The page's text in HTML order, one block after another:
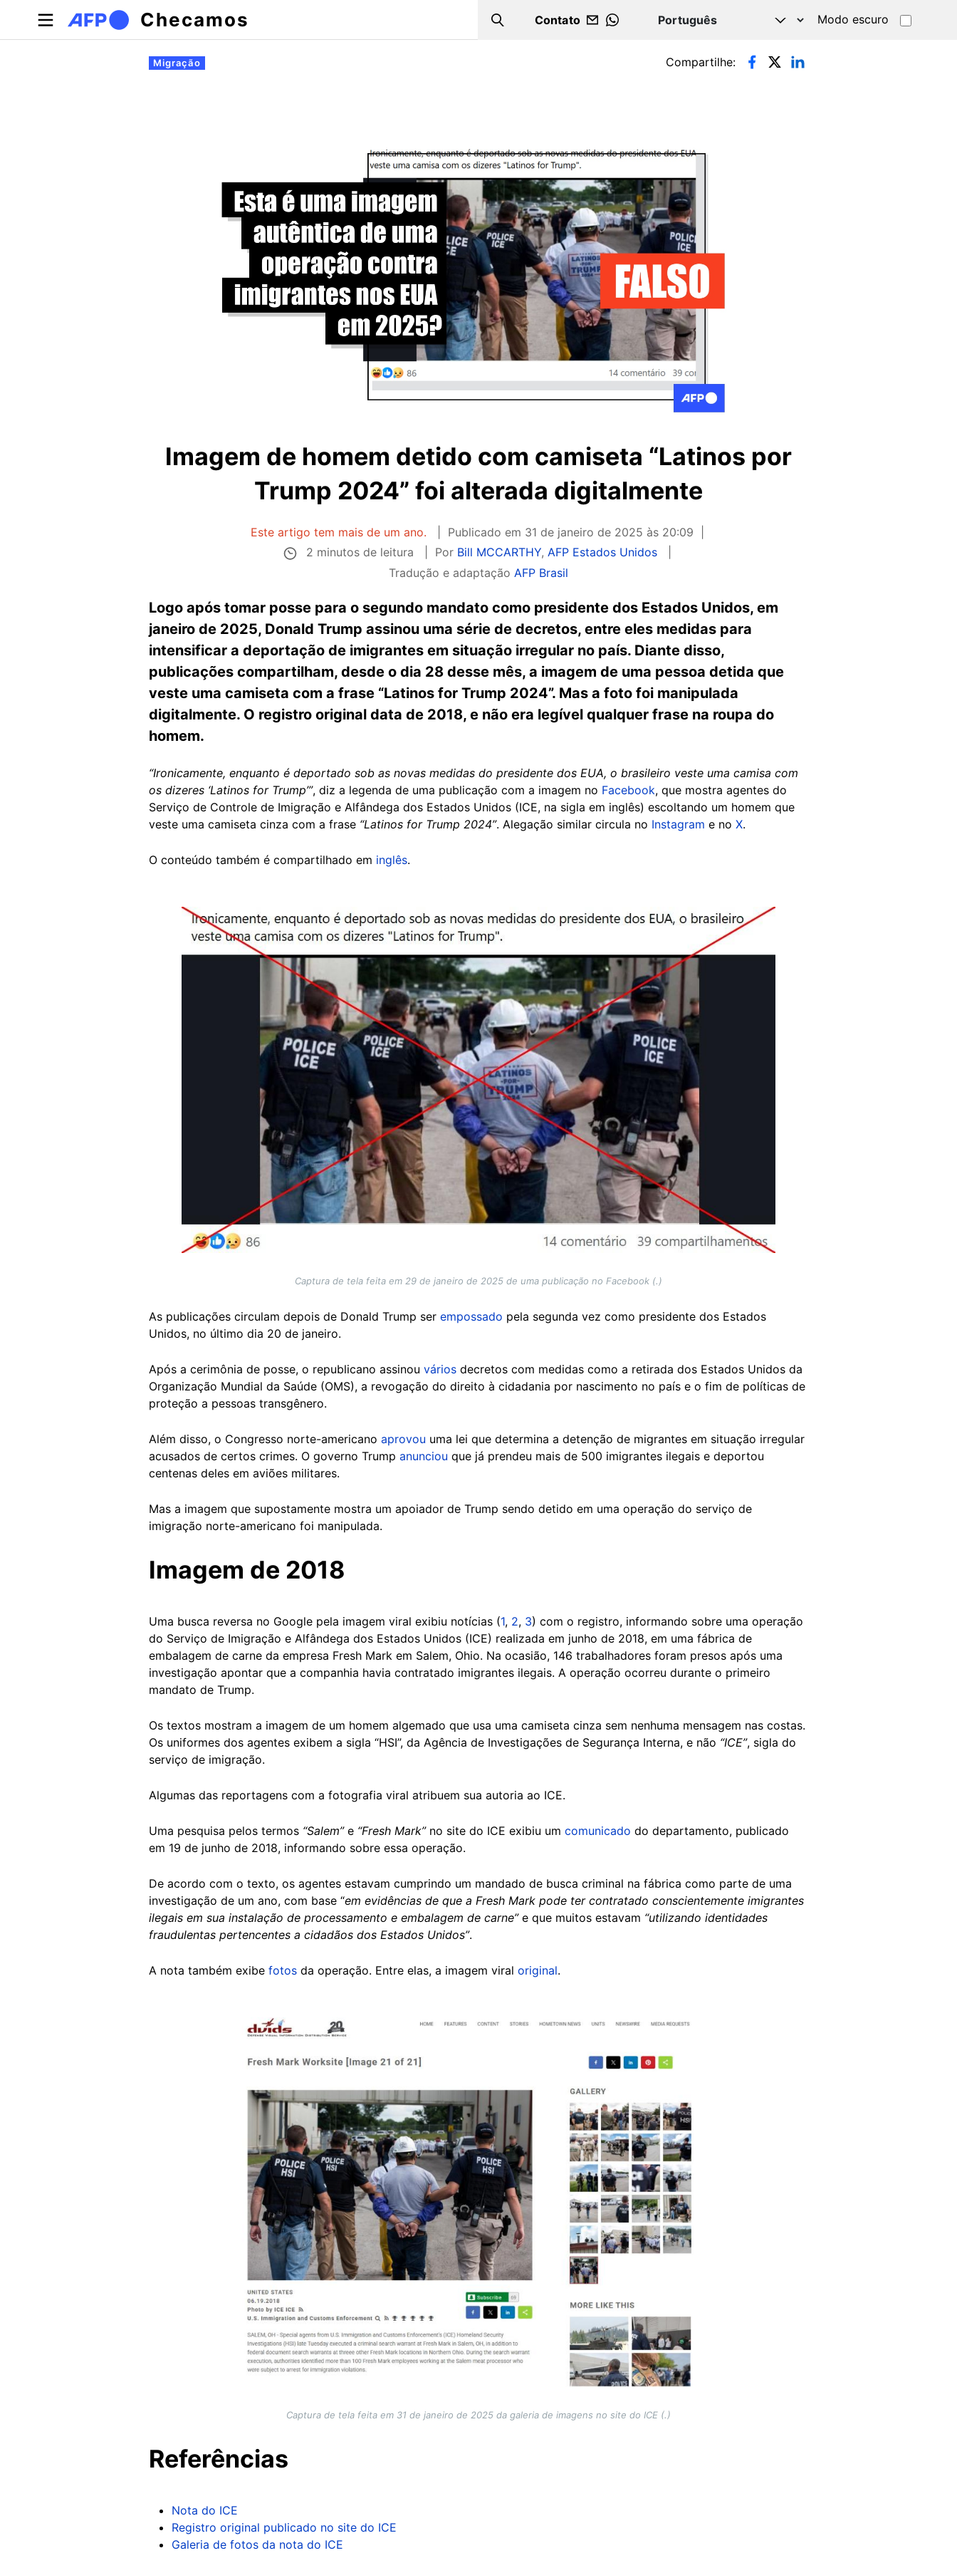
Pular para o conteúdo principal
Checamos Search
Contato
WHATSAPP
Modo escuro
Abas primárias
Migração Compartilhe:
Imagem de homem detido com camiseta “Latinos por
Trump 2024” foi alterada digitalmente
Este artigo tem mais de um ano. Publicado em 31 de janeiro de 2025 às 20:09
2 minutos de leitura
Por Bill MCCARTHY,AFP Estados Unidos
Tradução e adaptação AFP Brasil
Logo após tomar posse para o segundo mandato como presidente dos Estados Unidos, em
janeiro de 2025, Donald Trump assinou uma série de decretos, entre eles medidas para
intensificar a deportação de imigrantes em situação irregular no país. Diante disso,
publicações compartilham, desde o dia 28 desse mês, a imagem de uma pessoa detida que
veste uma camiseta com a frase “Latinos for Trump 2024”. Mas a foto foi manipulada
digitalmente. O registro original data de 2018, e não era legível qualquer frase na roupa do
homem.
“Ironicamente, enquanto é deportado sob as novas medidas do presidente dos EUA, o brasileiro veste uma camisa com
os dizeres ‘Latinos for Trump’”, diz a legenda de uma publicação com a imagem no Facebook, que mostra agentes do
Serviço de Controle de Imigração e Alfândega dos Estados Unidos (ICE, na sigla em inglês) escoltando um homem que
veste uma camiseta cinza com a frase “Latinos for Trump 2024”. Alegação similar circula no Instagram e no X.
O conteúdo também é compartilhado em inglês.
Captura de tela feita em 29 de janeiro de 2025 de uma publicação no Facebook (.)
As publicações circulam depois de Donald Trump ser empossado pela segunda vez como presidente dos Estados
Unidos, no último dia 20 de janeiro.
Após a cerimônia de posse, o republicano assinou vários decretos com medidas como a retirada dos Estados Unidos da
Organização Mundial da Saúde (OMS), a revogação do direito à cidadania por nascimento no país e o fim de políticas de
proteção a pessoas transgênero.
Além disso, o Congresso norte-americano aprovou uma lei que determina a detenção de migrantes em situação irregular
acusados de certos crimes. O governo Trump anunciou que já prendeu mais de 500 imigrantes ilegais e deportou
centenas deles em aviões militares.
Mas a imagem que supostamente mostra um apoiador de Trump sendo detido em uma operação do serviço de
imigração norte-americano foi manipulada.
Imagem de 2018
Uma busca reversa no Google pela imagem viral exibiu notícias (1, 2, 3) com o registro, informando sobre uma operação
do Serviço de Imigração e Alfândega dos Estados Unidos (ICE) realizada em junho de 2018, em uma fábrica de
embalagem de carne da empresa Fresh Mark em Salem, Ohio. Na ocasião, 146 trabalhadores foram presos após uma
investigação apontar que a companhia havia contratado imigrantes ilegais. A operação ocorreu durante o primeiro
mandato de Trump.
Os textos mostram a imagem de um homem algemado que usa uma camiseta cinza sem nenhuma mensagem nas costas.
Os uniformes dos agentes exibem a sigla “HSI”, da Agência de Investigações de Segurança Interna, e não “ICE”, sigla do
serviço de imigração.
Algumas das reportagens com a fotografia viral atribuem sua autoria ao ICE.
Uma pesquisa pelos termos “Salem”e “Fresh Mark”no site do ICE exibiu um comunicado do departamento, publicado
em 19 de junho de 2018, informando sobre essa operação.
De acordo com o texto, os agentes estavam cumprindo um mandado de busca criminal na fábrica como parte de uma
investigação de um ano, com base “em evidências de que a Fresh Mark pode ter contratado conscientemente imigrantes
ilegais em sua instalação de processamento e embalagem de carne”e que muitos estavam “utilizando identidades
fraudulentas pertencentes a cidadãos dos Estados Unidos”.
A nota também exibe fotos da operação. Entre elas, a imagem viral original.
Captura de tela feita em 31 de janeiro de 2025 da galeria de imagens no site do ICE (.)
Referências
Nota do ICE
Registro original publicado no site do ICE
Galeria de fotos da nota do ICE